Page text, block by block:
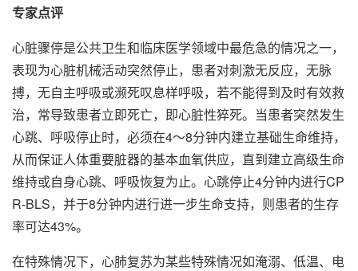
专家点评
心脏骤停是公共卫生和临床医学领域中最危急的情况之一，
表现为心脏机械活动突然停止，患者对刺激无反应，无脉
搏，无自主呼吸或濒死叹息样呼吸，若不能得到及时有效救
治，常导致患者立即死亡，即心脏性猝死。当患者突然发生
心跳、呼吸停止时，必须在4～8分钟内建立基础生命维持，
从而保证人体重要脏器的基本血氧供应，直到建立高级生命
维持或自身心跳、呼吸恢复为止。心跳停止4分钟内进行CP
R-BLS，并于8分钟内进行进一步生命支持，则患者的生存
率可达43%。
在特殊情况下，心肺复苏为某些特殊情况如淹溺、低温、电